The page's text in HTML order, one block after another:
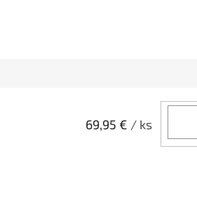
69,95 € / ks